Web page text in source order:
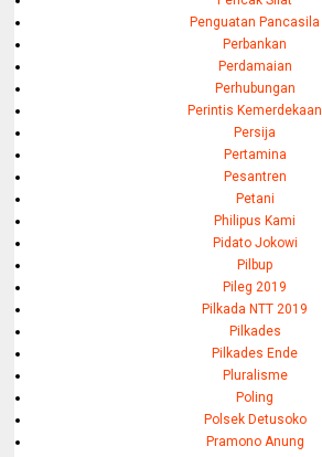
Penguatan Pancasila
Perbankan
Perdamaian
Perhubungan
Perintis Kemerdekaan
Persija
Pertamina
Pesantren
Petani
Philipus Kami
Pidato Jokowi
Pilbup
Pileg 2019
Pilkada NTT 2019
Pilkades
Pilkades Ende
Pluralisme
Poling
Polsek Detusoko
Pramono Anung